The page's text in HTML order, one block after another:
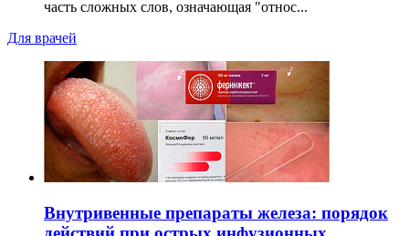
часть сложных слов, означающая "относ...
Для врачей
Внутривенные препараты железа: порядок